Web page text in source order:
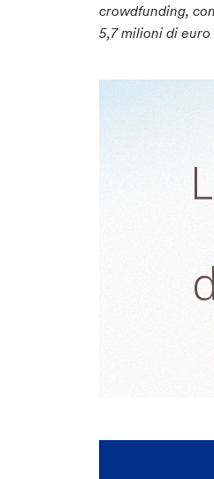
crowdfunding,
5,7 milioni di